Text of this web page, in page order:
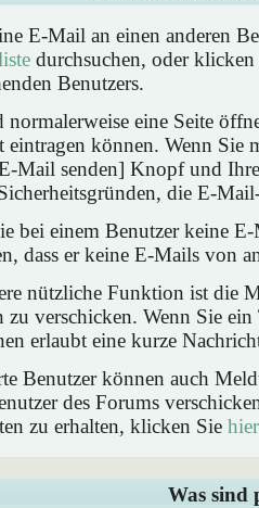
E-Mail an einen anderen
durchsuchen, oder
Benutzers.
normalerweise eine Seite
eintragen können. Wenn
Mail senden] Knopf und
die E-
bei einem Benutzer keine
dass er keine E-Mails von
nützliche Funktion ist die
zu verschicken. Wenn Sie
erlaubt eine kurze
Benutzer können auch
des Forums
zu erhalten, klicken Sie hier
Was sind